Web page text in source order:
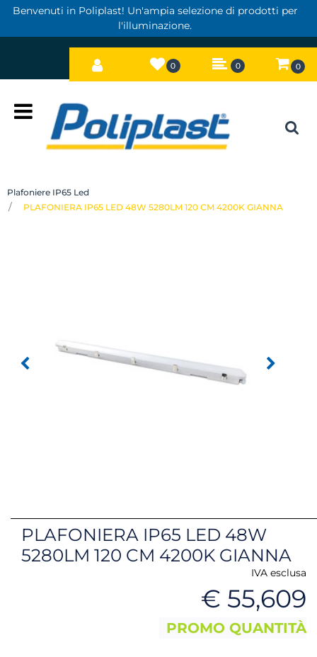
Benvenuti in Poliplast! Un'ampia selezione di prodotti per
l'illuminazione.
0 0 0
Plafoniere IP65 Led
PLAFONIERA IP65 LED 48W 5280LM 120 CM 4200K GIANNA
PLAFONIERA IP65 LED 48W
5280LM 120 CM 4200K GIANNA
IVA esclusa
€ 55,609
PROMO QUANTITÀ